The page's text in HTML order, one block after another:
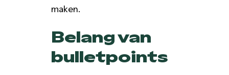
maken.
Belang van
bulletpoints